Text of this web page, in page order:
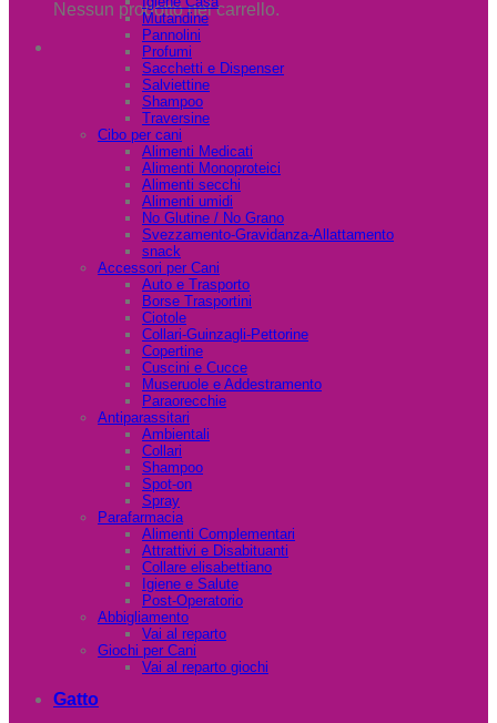
Nessun prodotto nel carrello.
Mutandine
Pannolini
Profumi
Sacchetti e Dispenser
Salviettine
Shampoo
Traversine
Cibo per cani
Alimenti Medicati
Alimenti Monoproteici
Alimenti secchi
Alimenti umidi
No Glutine / No Grano
Svezzamento-Gravidanza-Allattamento
snack
Accessori per Cani
Auto e Trasporto
Borse Trasportini
Ciotole
Collari-Guinzagli-Pettorine
Copertine
Cuscini e Cucce
Museruole e Addestramento
Paraorecchie
Antiparassitari
Ambientali
Collari
Shampoo
Spot-on
Spray
Parafarmacia
Alimenti Complementari
Attrattivi e Disabituanti
Collare elisabettiano
Igiene e Salute
Post-Operatorio
Abbigliamento
Vai al reparto
Giochi per Cani
Vai al reparto giochi
Gatto